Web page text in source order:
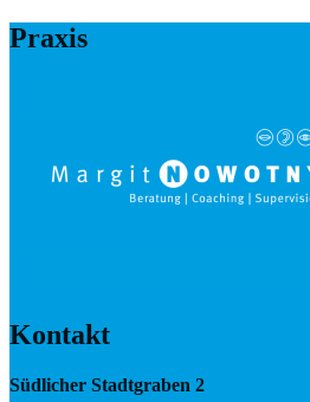
Praxis
Kontakt
Südlicher Stadtgraben 2